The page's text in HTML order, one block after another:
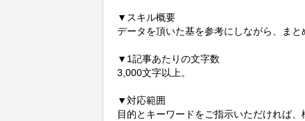
▼スキル概要
データを頂いた基を参考にしながら、まと
▼1記事あたりの文字数
3,000文字以上。
▼対応範囲
目的とキーワードをご指示いただければ、